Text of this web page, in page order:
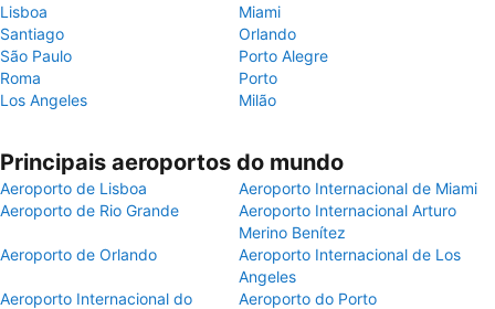
Lisboa
Miami
Santiago
Orlando
São Paulo
Porto Alegre
Roma
Porto
Los Angeles
Milão
Principais aeroportos do mundo
Aeroporto de Lisboa
Aeroporto Internacional de Miami
Aeroporto de Rio Grande
Aeroporto Internacional Arturo
Merino Benítez
Aeroporto de Orlando
Aeroporto Internacional de Los
Angeles
Aeroporto Internacional do
Aeroporto do Porto